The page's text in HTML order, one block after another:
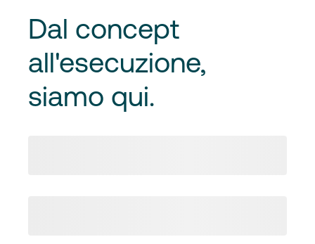
Dal concept
all'esecuzione,
siamo qui.